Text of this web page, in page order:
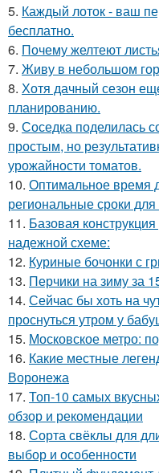
5. Каждый лоток - ваш
бесплатно.
6. Почему желтеют
7. Живу в небольшом
8. Хотя дачный сезон
планированию.
9. Соседка поделилась
простым, но
урожайности томатов.
10. Оптимальное время
региональные сроки
11. Базовая
надежной схеме:
12. Куриные бочонки с
13. Перчики на зиму за
14. Сейчас бы хоть на
проснуться утром у
15. Московское метро:
16. Какие местные
Воронежа
17. Топ-10 самых
обзор и рекомендации
18. Сорта свёклы для
выбор и особенности